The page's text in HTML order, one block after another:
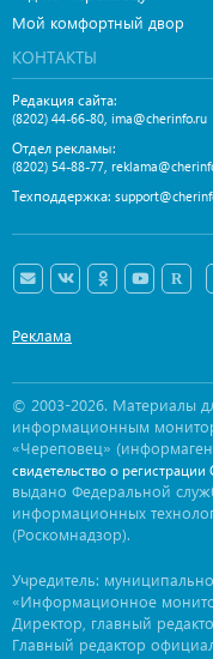
Мой комфортный двор
КОНТАКТЫ
Редакция сайта:
(8202) 44-66-80 ima@cherinfo.ru
Отдел рекламы:
(8202) 54-88-77
Техподдержка:
Реклама
© 2003-2026. Материалы
информационным
«Череповец»
свидетельство о
выдано Федеральной
информационных
(Роскомнадзор).
Учредитель:
«Информационное
Директор, главный
Главный редактор